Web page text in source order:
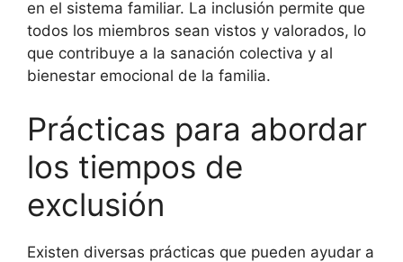
en el sistema familiar. La inclusión permite que
todos los miembros sean vistos y valorados, lo
que contribuye a la sanación colectiva y al
bienestar emocional de la familia.
Prácticas para abordar
los tiempos de
exclusión
Existen diversas prácticas que pueden ayudar a